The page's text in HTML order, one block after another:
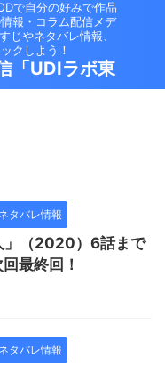
で自分の好みで作品
報・コラム配信メデ
じやネタバレ情報、
クしよう！
「UDIラボ東
タバレ情報
」（2020）6話まで
最終回！
タバレ情報